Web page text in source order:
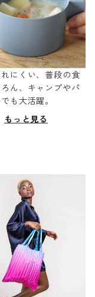
にくい、普段の食
ん、キャンプやパ
も大活躍。
もっと見る